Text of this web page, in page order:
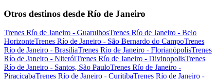
Otros destinos desde Río de Janeiro
Trenes Río de Janeiro - GuarulhosTrenes Río de Janeiro - Belo
HorizonteTrenes Río de Janeiro - São Bernardo do CampoTrenes
Río de Janeiro - BrasiliaTrenes Río de Janeiro - FlorianópolisTrenes
Río de Janeiro - NiteróiTrenes Río de Janeiro - DivinopolisTrenes
Río de Janeiro - Santos, São PauloTrenes Río de Janeiro -
PiracicabaTrenes Río de Janeiro - CuritibaTrenes Río de Janeiro -